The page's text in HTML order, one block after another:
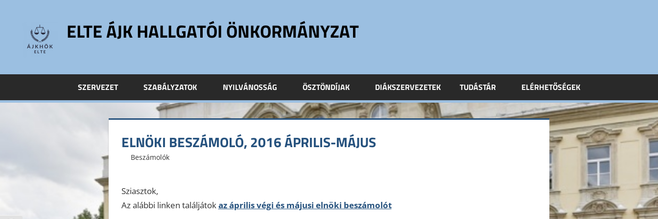
content
ELTE ÁJK HALLGATÓI ÖNKORMÁNYZAT
ELTE
Kar
SZERVEZET SZABÁLYZATOK NYILVÁNOSSÁG ÖSZTÖNDÍJAK DIÁKSZERVEZETEK TUDÁSTÁR ELÉRHETŐSÉGEK
ELNÖKI BESZÁMOLÓ, 2016 ÁPRILIS-MÁJUS
2016. június 13.
ELTE ÁJK HÖK
Beszámolók
Sziasztok,
Az alábbi linken találjátokaz április végi és májusi elnöki beszámolót